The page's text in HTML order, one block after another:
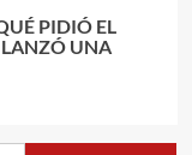
PIDIÓ EL
UNA